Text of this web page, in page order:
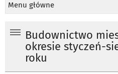
Menu główne
Budownictwo
okresie styczeń-
roku